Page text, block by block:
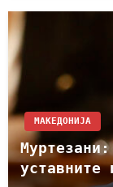
МАКЕДОНИЈА
уставните